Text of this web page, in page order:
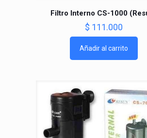
Filtro Interno CS-1000
$ 111.000
Añadir al carrito